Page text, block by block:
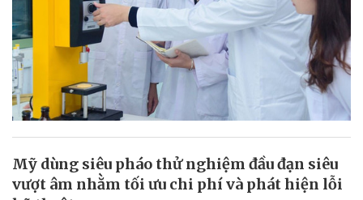
Mỹ dùng siêu pháo thử nghiệm đầu đạn siêu
vượt âm nhằm tối ưu chi phí và phát hiện lỗi